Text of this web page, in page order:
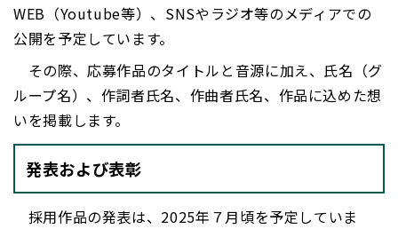
WEB（Youtube等）、SNSやラジオ等のメディアでの
公開を予定しています。
その際、応募作品のタイトルと音源に加え、氏名（グ
ループ名）、作詞者氏名、作曲者氏名、作品に込めた想
いを掲載します。
発表および表彰
採用作品の発表は、2025年７月頃を予定していま